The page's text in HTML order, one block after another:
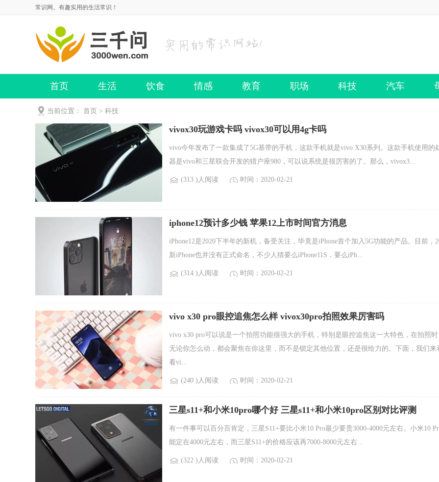
常识网。有趣实用的生活常识！
首页 生活 饮食 情感 教育 职场 科技 汽车
当前位置： 首页 > 科技
vivox30玩游戏卡吗 vivox30可以用4g卡吗
vivo今年发布了一款集成了5G基带的手机，这款手机就是vivo X30系列。这款手机使用的
器是vivo和三星联合开发的猎户座980，可以说系统是很厉害的了。那么，vivox3...
(313 )人阅读 时间：2020-02-21
iphone12预计多少钱 苹果12上市时间官方消息
iPhone12是2020下半年的新机，备受关注，毕竟是iPhone首个加入5G功能的产品。目前，
新iPhone也并没有正式命名，不少人猜要么iPhone11S，要么iPh...
(314 )人阅读 时间：2020-02-21
vivo x30 pro眼控追焦怎么样 vivox30pro拍照效果厉害吗
vivo x30 pro可以说是一个拍照功能很强大的手机，特别是眼控追焦这一大特色，在拍照时
无论你怎么动，都会聚焦在你这里，而不是锁定其他位置，还是很给力的。下面，我们来
看vi...
(240 )人阅读 时间：2020-02-21
三星s11+和小米10pro哪个好 三星s11+和小米10pro区别对比评测
有一件事可以百分百肯定，三星S11+要比小米10 Pro最少要贵3000-4000元左右。小米10
能定在4000元左右，而三星S11+的价格应该再7000-8000元左右...
(322 )人阅读 时间：2020-02-21